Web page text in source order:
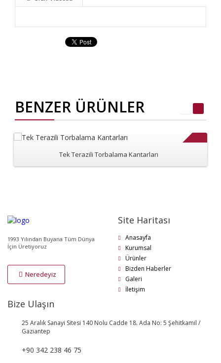
BENZER ÜRÜNLER
Tek Terazili Torbalama Kantarları
1993 Yılından Buyana Tüm Dünya
İçin Üretiyoruz
Neredeyiz
Site Haritası
Anasayfa
Kurumsal
Ürünler
Bizden Haberler
Galeri
İletişim
Bize Ulaşın
25 Aralık Sanayi Sitesi 140 Nolu Cadde 18. Ada No: 5 Şehitkamil /
Gaziantep
+90 342 238 46 75